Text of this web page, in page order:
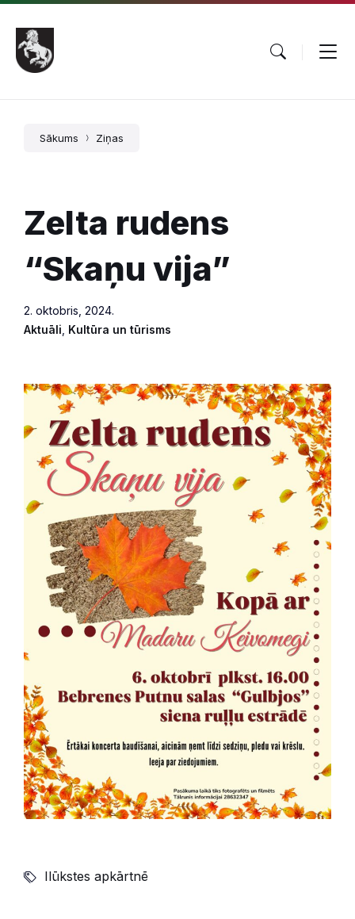
Pāriet
saturu
Skip
main
navigation
Skip
footer
Sākums Ziņas
Zelta rudens
“Skaņu vija”
2. oktobris, 2024.
Aktuāli Kultūra un tūrisms
Ilūkstes apkārtnē